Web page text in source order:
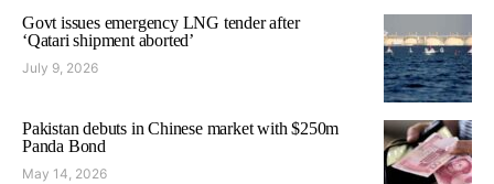
Govt issues emergency LNG tender after
‘Qatari shipment aborted’
July 9, 2026
Pakistan debuts in Chinese market with $250m
Panda Bond
May 14, 2026